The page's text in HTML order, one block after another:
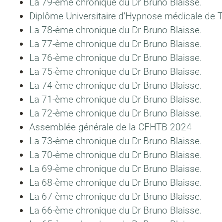
Diplôme Universitaire d'Hypnose médicale de
La 78-ème chronique du Dr Bruno Blaisse.
La 77-ème chronique du Dr Bruno Blaisse.
La 76-ème chronique du Dr Bruno Blaisse.
La 75-ème chronique du Dr Bruno Blaisse.
La 74-ème chronique du Dr Bruno Blaisse.
La 71-ème chronique du Dr Bruno Blaisse.
La 72-ème chronique du Dr Bruno Blaisse.
Assemblée générale de la CFHTB 2024
La 73-ème chronique du Dr Bruno Blaisse.
La 70-ème chronique du Dr Bruno Blaisse.
La 69-ème chronique du Dr Bruno Blaisse.
La 68-ème chronique du Dr Bruno Blaisse.
La 67-ème chronique du Dr Bruno Blaisse.
La 66-ème chronique du Dr Bruno Blaisse.